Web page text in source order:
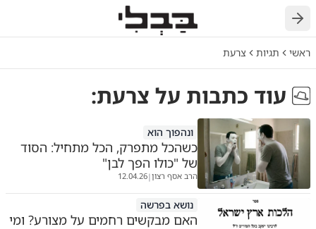
ראשי תגיות צרעת
עוד כתבות על צרעת:
ונהפוך הוא
כשהכל מתפרק, הכל מתחיל: הסוד
של "כולו הפך לבן"
הרב אסף רצון|
12.04.26
נושא בפרשה
האם מבקשים רחמים על מצורע? ומי